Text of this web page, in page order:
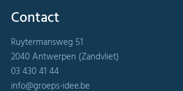
Contact
Ruytermansweg 51
2040 Antwerpen (Zandvliet)
03 430 41 44
info@groeps-idee.be